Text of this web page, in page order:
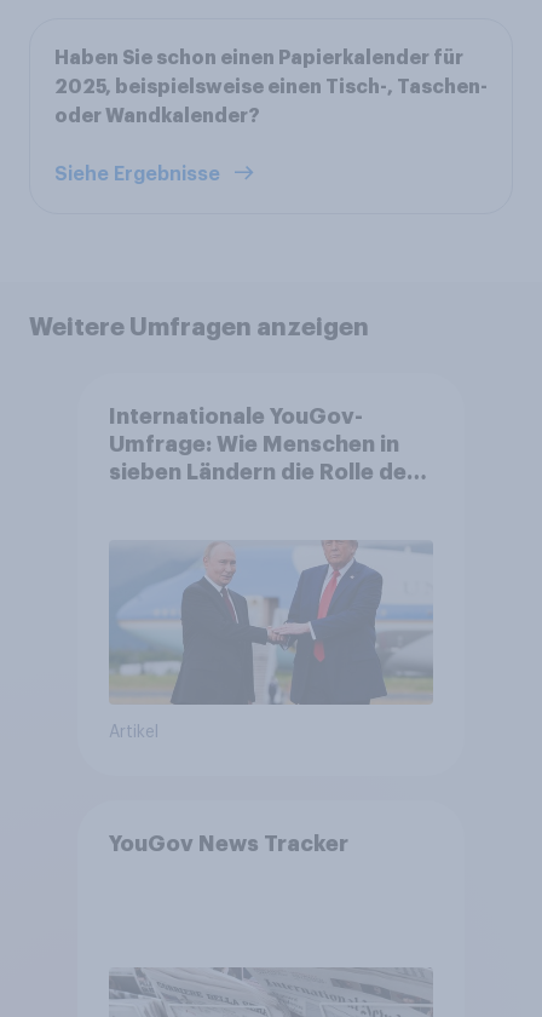
Haben Sie schon einen Papierkalender für
2025, beispielsweise einen Tisch-, Taschen-
oder Wandkalender?
Siehe Ergebnisse
Weitere Umfragen anzeigen
Internationale YouGov-
Umfrage: Wie Menschen in
sieben Ländern die Rolle der
Bedrohungen und Bündnisse
bewerten
Artikel
YouGov News Tracker